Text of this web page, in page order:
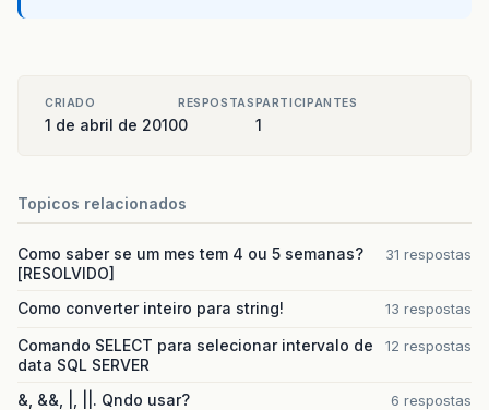
CRIADO
1 de abril de 2010
RESPOSTAS
0
PARTICIPANTES
1
Topicos relacionados
Como saber se um mes tem 4 ou 5 semanas?
[RESOLVIDO]
31 respostas
Como converter inteiro para string! 13 respostas
Comando SELECT para selecionar intervalo de
data SQL SERVER
12 respostas
&, &&, |, ||. Qndo usar? 6 respostas